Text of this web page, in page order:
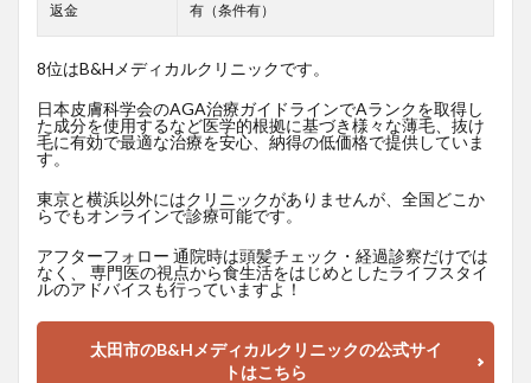
返金 有（条件有）
8位はB&Hメディカルクリニックです。
日本皮膚科学会のAGA治療ガイドラインでAランクを取得し
た成分を使用するなど医学的根拠に基づき様々な薄毛、抜け
毛に有効で最適な治療を安心、納得の低価格で提供していま
す。
東京と横浜以外にはクリニックがありませんが、全国どこか
らでもオンラインで診療可能です。
アフターフォロー 通院時は頭髪チェック・経過診察だけでは
なく、 専門医の視点から食生活をはじめとしたライフスタイ
ルのアドバイスも行っていますよ！
太田市のB&Hメディカルクリニックの公式サイ
トはこちら